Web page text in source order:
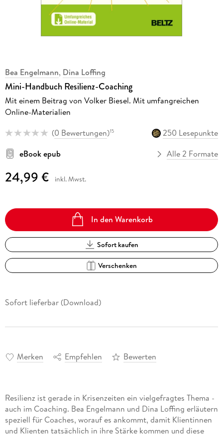
Bea Engelmann, Dina Loffing
Mini-Handbuch Resilienz-Coaching
Mit einem Beitrag von Volker Biesel. Mit umfangreichen
Online-Materialien
(0 Bewertungen)15
250 Lesepunkte
eBook epub
Alle 2 Formate
24,99 € inkl. Mwst.
In den Warenkorb
Sofort kaufen
Verschenken
Sofort lieferbar (Download)
Merken Empfehlen Bewerten
Resilienz ist gerade in Krisenzeiten ein vielgefragtes Thema -
auch im Coaching. Bea Engelmann und Dina Loffing erläutern
speziell für Coaches, worauf es ankommt, damit Klientinnen
und Klienten tatsächlich in ihre Stärke kommen und diese